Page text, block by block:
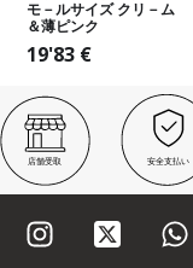
モ－ルサイズ クリ－ム
＆薄ピンク
19'83 €
店舗受取 安全支払い